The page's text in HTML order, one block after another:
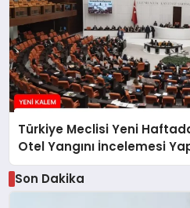
Türkiye Meclisi Yeni
Otel Yangını İncelemesi
Son Dakika